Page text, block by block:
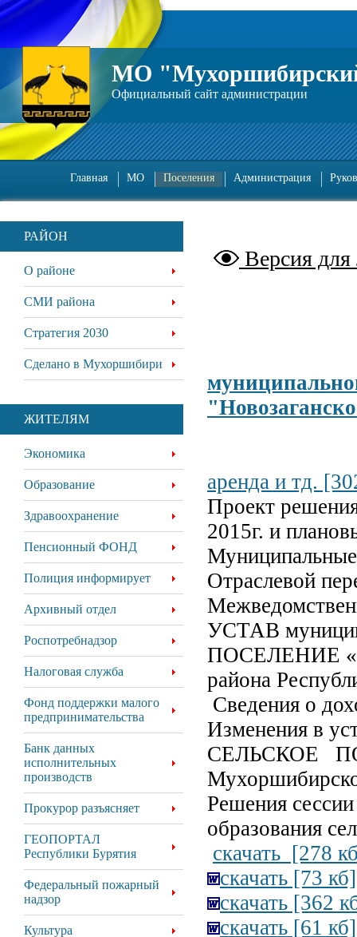
МО
Официальный сайт администрации
Главная МО Поселения Администрация
РАЙОН
О районе
СМИ района
Стратегия 2030
Сделано в Мухоршибири
ЖИТЕЛЯМ
Экономика
Образование
Здравоохранение
Пенсионный ФОНД
Полиция информирует
Архивный отдел
Роспотребнадзор
Налоговая служба
Фонд поддержки малого
предпринимательства
Банк данных
исполнительных
производств
Прокурор разъясняет
ГЕОПОРТАЛ
Республики Бурятия
Федеральный пожарный
надзор
Культура
Версия
аренда и тд.
Проект
2015г. и
Отраслевой
УСТАВ
ПОСЕЛЕНИЕ «
района
Сведения о
Изменения в
СЕЛЬСКОЕ
Решения
образования
скачать [278
скачать [73 кб]
скачать [362
скачать [61 кб]